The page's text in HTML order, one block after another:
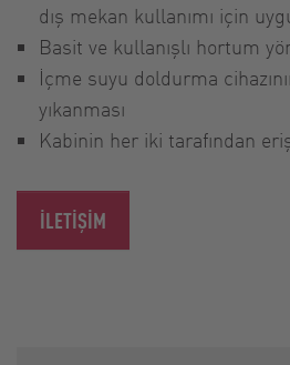
dış mekan kullanımı için
Basit ve kullanışlı hortum
İçme suyu doldurma
yıkanması
Kabinin her iki tarafından
İLETIŞIM